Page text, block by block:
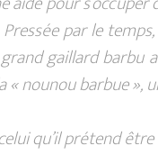
par le
gaillard
nounou barbue »,
qu’il prétend être